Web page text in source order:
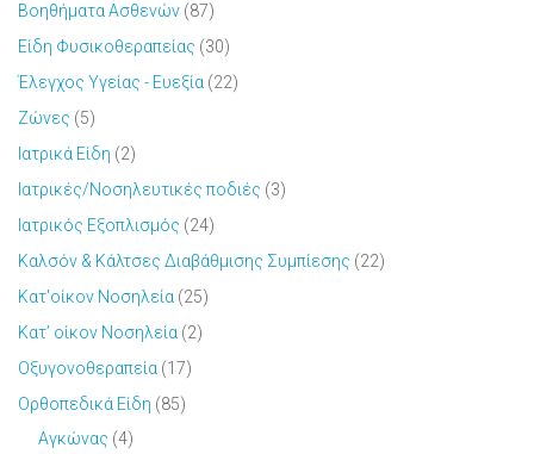
Βοηθήματα Ασθενών (87)
Είδη Φυσικοθεραπείας (30)
Έλεγχος Υγείας - Ευεξία (22)
Ζώνες (5)
Ιατρικά Είδη (2)
Ιατρικές/Νοσηλευτικές ποδιές (3)
Ιατρικός Εξοπλισμός (24)
Καλσόν & Κάλτσες Διαβάθμισης Συμπίεσης (22)
Κατ'οίκον Νοσηλεία (25)
Κατ’ οίκον Νοσηλεία (2)
Οξυγονοθεραπεία (17)
Ορθοπεδικά Είδη (85)
Αγκώνας (4)